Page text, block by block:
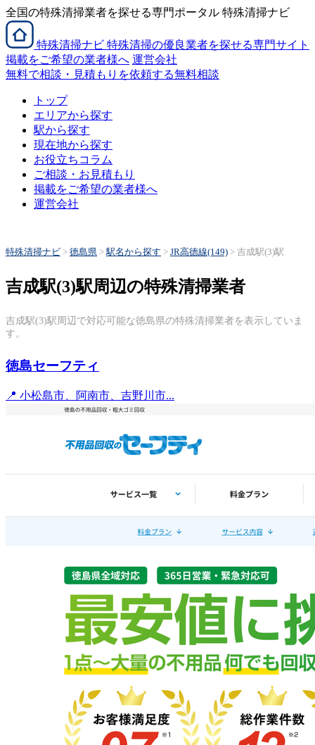
全国の特殊清掃業者を探せる専門ポータル 特殊清掃ナビ
特殊清掃ナビ 特殊清掃の優良業者を探せる専門サイト
掲載をご希望の業者様へ 運営会社
無料で相談・見積もりを依頼する無料相談
トップ
エリアから探す
駅から探す
現在地から探す
お役立ちコラム
ご相談・お見積もり
掲載をご希望の業者様へ
運営会社
特殊清掃ナビ > 徳島県 >駅名から探す > JR高徳線(149) > 吉成駅(3)駅
吉成駅(3)駅周辺の特殊清掃業者
吉成駅(3)駅周辺で対応可能な徳島県の特殊清掃業者を表示していま
す。
徳島セーフティ
📍 小松島市、阿南市、吉野川市...